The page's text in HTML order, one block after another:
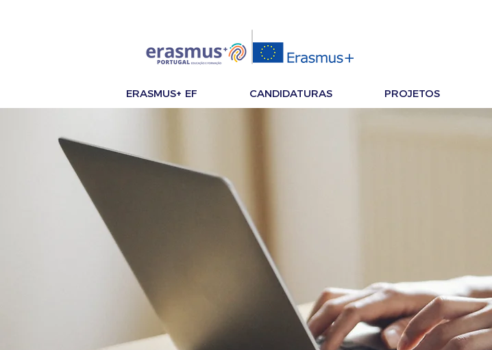
ERASMUS+ EF CANDIDATURAS PROJETOS